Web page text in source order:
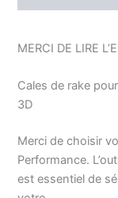
MERCI DE LIRE
Cales de rake
3D
Merci de choisir
Performance.
est essentiel de